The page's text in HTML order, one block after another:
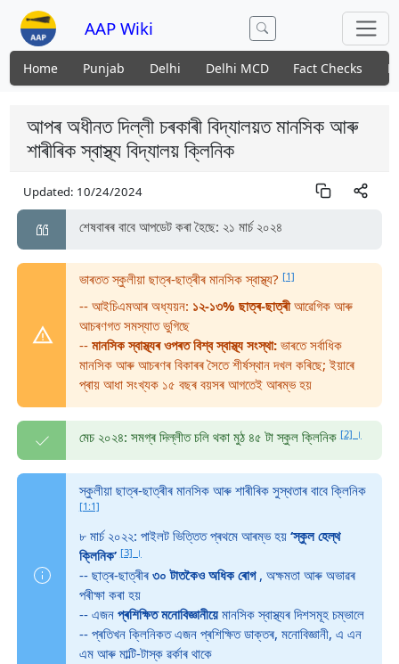
AAP Wiki
Home Punjab Delhi Delhi MCD Fact Checks
আপৰ অধীনত দিল্লী চৰকাৰী বিদ্যালয়ত মানসিক আৰু
শাৰীৰিক স্বাস্থ্য বিদ্যালয় ক্লিনিক
Updated: 10/24/2024
শেষবাৰৰ বাবে আপডেট কৰা হৈছে: ২১ মাৰ্চ ২০২৪
ভাৰতত স্কুলীয়া ছাত্ৰ-ছাত্ৰীৰ মানসিক স্বাস্থ্য?[1]
-- আইচিএমআৰ অধ্যয়ন: ১২-১৩% ছাত্ৰ-ছাত্ৰীআৱেগিক আৰু
আচৰণগত সমস্যাত ভুগিছে
-- মানসিক স্বাস্থ্যৰ ওপৰত বিশ্ব স্বাস্থ্য সংস্থা:ভাৰতে সৰ্বাধিক
মানসিক আৰু আচৰণৰ বিকাৰৰ সৈতে শীৰ্ষস্থান দখল কৰিছে; ইয়াৰে
প্ৰায় আধা সংখ্যক ১৫ বছৰ বয়সৰ আগতেই আৰম্ভ হয়
মেচ ২০২৪: সমগ্ৰ দিল্লীত চলি থকা মুঠ ৪৫ টা স্কুল ক্লিনিক[2] ।
স্কুলীয়া ছাত্ৰ-ছাত্ৰীৰ মানসিক আৰু শাৰীৰিক সুস্থতাৰ বাবে ক্লিনিক
[1:1]
৮ মাৰ্চ ২০২২: পাইলট ভিত্তিত প্ৰথমে আৰম্ভ হয় ‘স্কুল হেল্থ
ক্লিনিক’ [3] ।
-- ছাত্ৰ-ছাত্ৰীৰ ৩০ টাতকৈও অধিক ৰোগ, অক্ষমতা আৰু অভাৱৰ
পৰীক্ষা কৰা হয়
-- এজন প্ৰশিক্ষিত মনোবিজ্ঞানীয়েমানসিক স্বাস্থ্যৰ দিশসমূহ চম্ভালে
-- প্ৰতিখন ক্লিনিকত এজন প্ৰশিক্ষিত ডাক্তৰ, মনোবিজ্ঞানী, এ এন
এম আৰু মাল্টি-টাস্ক ৱৰ্কাৰ থাকে